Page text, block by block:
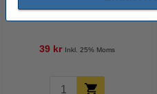
39 kr Inkl. 25% Moms